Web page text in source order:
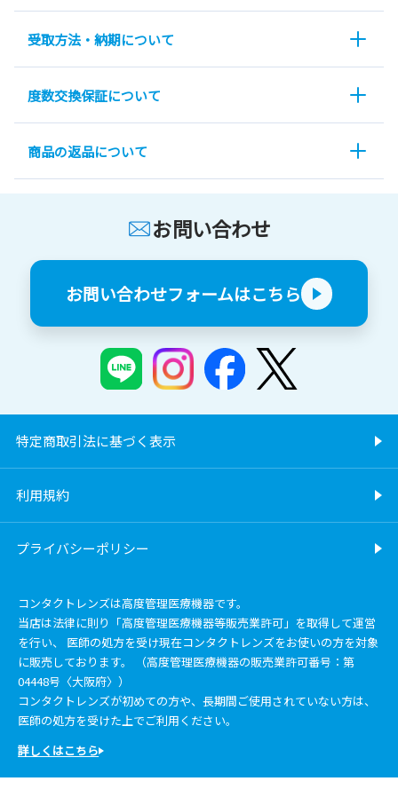
受取方法・納期について
度数交換保証について
商品の返品について
お問い合わせ
お問い合わせフォームはこちら
特定商取引法に基づく表示
利用規約
プライバシーポリシー
コンタクトレンズは高度管理医療機器です。
当店は法律に則り「高度管理医療機器等販売業許可」を取得して運営
を行い、 医師の処方を受け現在コンタクトレンズをお使いの方を対象
に販売しております。 （高度管理医療機器の販売業許可番号：第
04448号〈大阪府〉）
コンタクトレンズが初めての方や、長期間ご使用されていない方は、
医師の処方を受けた上でご利用ください。
詳しくはこちら